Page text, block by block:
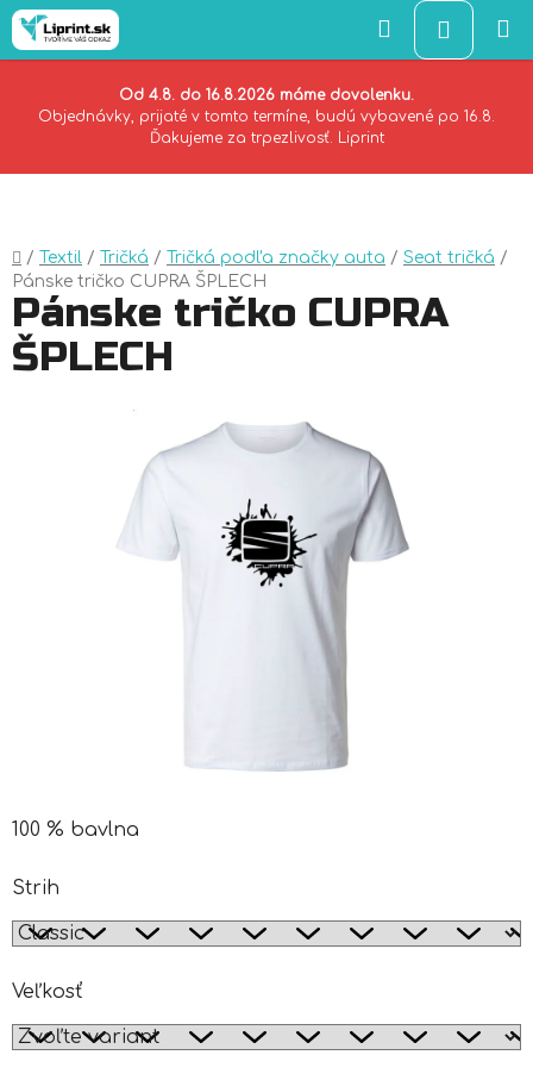
Od 4.8. do 16.8.2026 máme dovolenku.
Objednávky, prijaté v tomto termíne, budú vybavené po 16.8.
Ďakujeme za trpezlivosť. Liprint
Hľadať
KOŠÍK
Domov
/ Textil / Tričká / Tričká podľa značky auta / Seat tričká /
Pánske tričko CUPRA ŠPLECH
100 % bavlna
Strih
Veľkosť
Pánske tričko CUPRA
ŠPLECH